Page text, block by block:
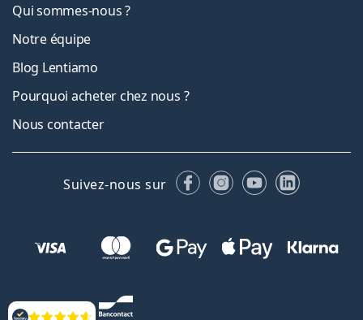
Qui sommes-nous ?
Notre équipe
Blog Lentiamo
Pourquoi acheter chez nous ?
Nous contacter
Suivez-nous sur FacebookInstagram
YouTubeLinkedIn